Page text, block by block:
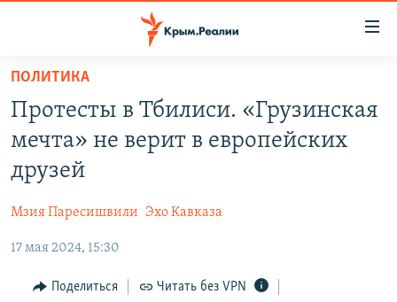
Вернуться
основному
содержанию
главной
навигации
Вернутся
поиску
СПЕЦПРОЕКТЫ
ГРУЗ 200
11 ЛЕТ ОККУПАЦИИ КРЫМА. 11 ИСТОРИЙ СОПРОТИВЛЕНИЯ
ЕЩЕ
ИНТЕРАКТИВ
ИНФОГРАФИКА
РАДІО СВОБОДА
КАК ОБОЙТИ БЛОКИРОВКУ
ПОЛИТИКА
Протесты в Тбилиси. «Грузинская
мечта» не верит в европейских
друзей
Мзия Паресишвили Эхо Кавказа
17 мая 2024, 15:30
Поделиться Читать без VPN